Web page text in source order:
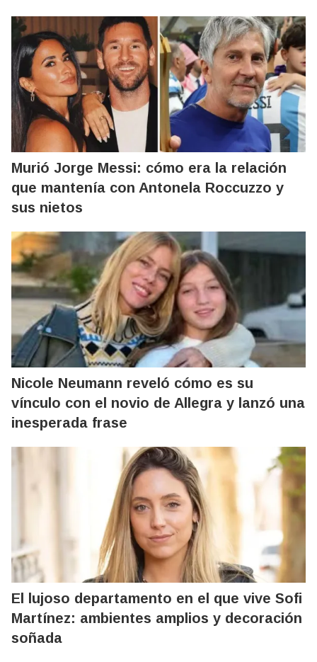
Murió Jorge Messi: cómo era la relación
que mantenía con Antonela Roccuzzo y
sus nietos
Nicole Neumann reveló cómo es su
vínculo con el novio de Allegra y lanzó una
inesperada frase
El lujoso departamento en el que vive Sofi
Martínez: ambientes amplios y decoración
soñada